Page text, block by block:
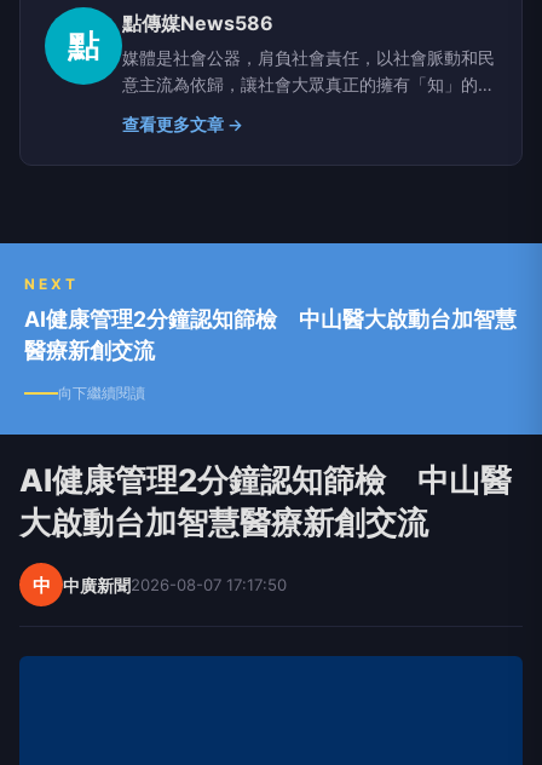
點
點傳媒News586
媒體是社會公器，肩負社會責任，以社會脈動和民
意主流為依歸，讓社會大眾真正的擁有「知」的權
利。
查看更多文章 →
NEXT
AI健康管理2分鐘認知篩檢 中山醫大啟動台加智慧
醫療新創交流
向下繼續閱讀
AI健康管理2分鐘認知篩檢 中山醫
大啟動台加智慧醫療新創交流
中 中廣新聞2026-08-07 17:17:50